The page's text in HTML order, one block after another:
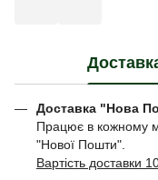
Доставка "Нова
Працює в кожному
"Нової Пошти".
Вартість доставки